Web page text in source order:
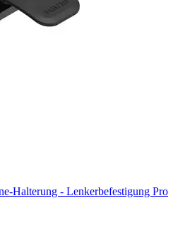
Halterung - Lenkerbefestigung Pro